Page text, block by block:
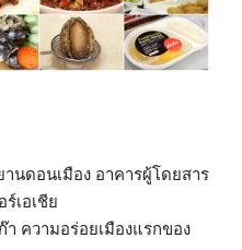
นดอนเมือง อาคารผู้โดยสาร
เอเชีย
า ความอร่อยเมืองแรกของ